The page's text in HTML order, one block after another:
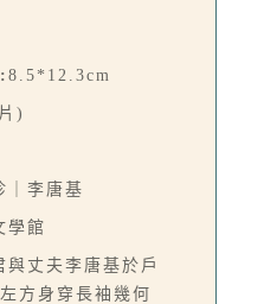
8.5*12.3cm
)
｜李唐基
學館
與丈夫李唐基於戶
方身穿長袖幾何